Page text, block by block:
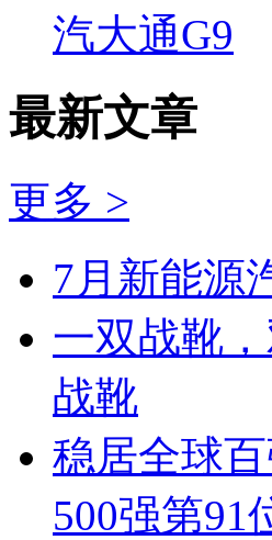
汽大通G9
最新文章
更多 >
7月新能源
一双战靴
战靴
稳居全球
500强第91